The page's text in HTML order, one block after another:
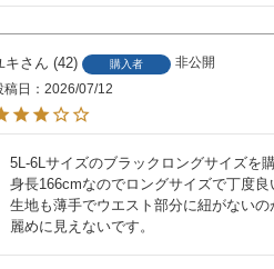
キ 42 購入者
非公開
稿日
2026/07/12
5L-6Lサイズのブラックロングサイズを購
身長166cmなのでロングサイズで丁度良
生地も薄手でウエスト部分に紐がない
麗めに見えないです。